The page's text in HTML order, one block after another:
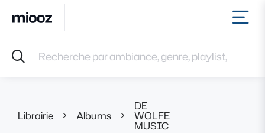
Accueil
Musiques
Playlists
Librairie Albums
DE
WOLFE
MUSIC